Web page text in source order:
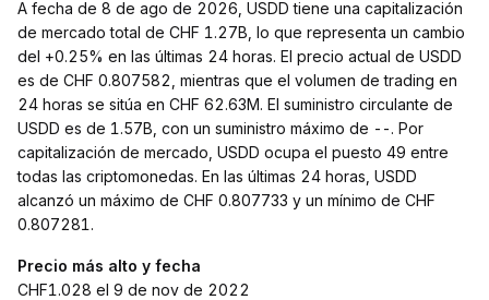
A fecha de 8 de ago de 2026, USDD tiene una capitalización
de mercado total de CHF 1.27B, lo que representa un cambio
del +0.25% en las últimas 24 horas. El precio actual de USDD
es de CHF 0.807582, mientras que el volumen de trading en
24 horas se sitúa en CHF 62.63M. El suministro circulante de
USDD es de 1.57B, con un suministro máximo de --. Por
capitalización de mercado, USDD ocupa el puesto 49 entre
todas las criptomonedas. En las últimas 24 horas, USDD
alcanzó un máximo de CHF 0.807733 y un mínimo de CHF
0.807281.
Precio más alto y fecha
CHF1.028 el 9 de nov de 2022